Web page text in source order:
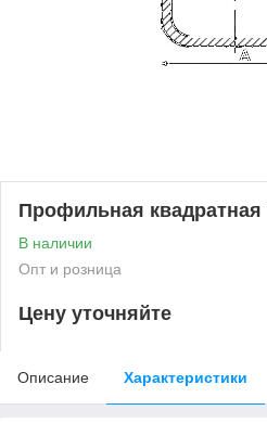
Профильная квадратная
В наличии
Опт и розница
Цену уточняйте
Описание Характеристики